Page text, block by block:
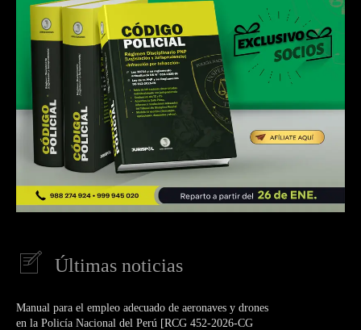
Últimas noticias
Manual para el empleo adecuado de aeronaves y drones
en la Policía Nacional del Perú [RCG 452-2026-CG